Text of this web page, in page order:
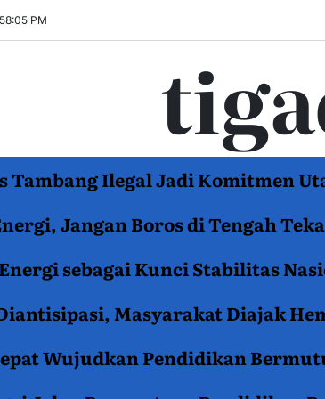
58:06 PM
Tambang Ilegal Jadi Komitmen
Jangan Boros di Tengah
sebagai Kunci Stabilitas
Masyarakat Diajak
Wujudkan Pendidikan